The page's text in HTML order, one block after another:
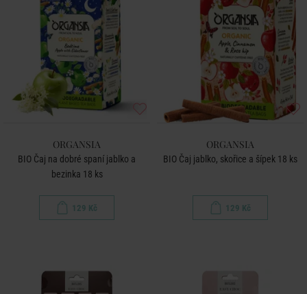
ORGANSIA
BIO Čaj na dobré spaní jablko a
bezinka 18 ks
129 Kč
ORGANSIA
BIO Čaj jablko, skořice a šípek 18 ks
129 Kč